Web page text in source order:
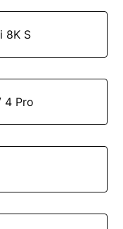
8K S
4 Pro